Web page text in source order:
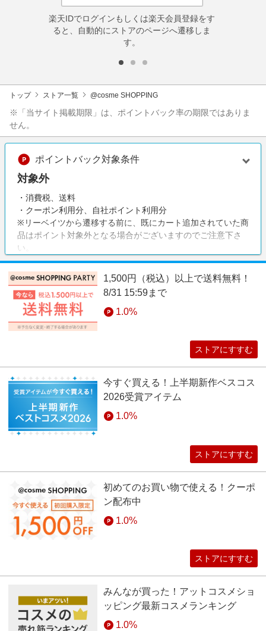
楽天IDでログインもしくは楽天会員登録をす
ると、自動的にストアのページへ遷移しま
す。
トップ ストア一覧 @cosme SHOPPING
※「当サイト掲載期限」は、ポイントバック率の期限ではありま
せん。
ポイントバック対象条件
対象外
・消費税、送料
・クーポン利用分、自社ポイント利用分
※リーベイツから遷移する前に、既にカート追加されていた商
品はポイント対象外となる場合がございますのでご注意下さ
い。
※大量購入および転売目的と見られる購入はポイント対象外で
す。転売目的と思われる注文は一切ポイント付与いたしませ
んのであらかじめご了承ください。
注意事項
【調査不可】
ポイントバックが自動で反映されない場合や、反映された金
すので、あらかじめご了承ください。
1,500円（税込）以上で送料無料！
8/31 15:59まで
1.0%
ストアにすすむ
今すぐ買える！上半期新作ベスコス
2026受賞アイテム
1.0%
ストアにすすむ
初めてのお買い物で使える！クーポ
ン配布中
1.0%
ストアにすすむ
みんなが買った！アットコスメショ
ッピング最新コスメランキング
1.0%